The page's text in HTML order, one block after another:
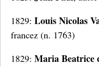
1829: Louis Nicolas
francez (n. 1763)
1829: Maria Beatrice